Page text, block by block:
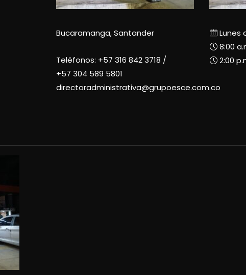
Bucaramanga, Santander
Teléfonos: +57 316 842 3718 /
+57 304 589 5801
directoradministrativa@grupoesce.com.co
Lunes
8:00
2:00